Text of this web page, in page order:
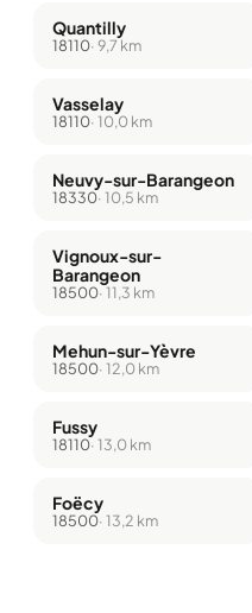
Quantilly
18110· 9,7 km
Vasselay
18110· 10,0 km
Neuvy-sur-Barangeon
18330· 10,5 km
Vignoux-sur-
Barangeon
18500· 11,3 km
Mehun-sur-Yèvre
18500· 12,0 km
Fussy
18110· 13,0 km
Foëcy
18500· 13,2 km